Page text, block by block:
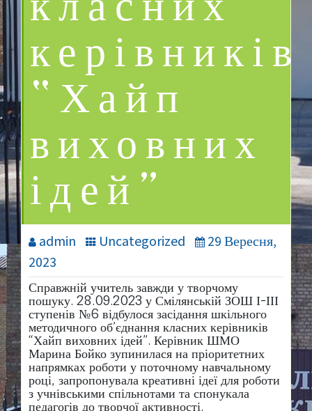
керівників
“Хайп
виховних
ідей”
admin Uncategorized
29 Вересня,
2023
Справжній учитель завжди у творчому
пошуку. 28.09.2023 у Смілянській ЗОШ І-ІІІ
ступенів №6 відбулося засідання шкільного
методичного об’єднання класних керівників
“Хайп виховних ідей”. Керівник ШМО
Марина Бойко зупинилася на пріоритетних
напрямках роботи у поточному навчальному
році, запропонувала креативні ідеї для роботи
з учнівськими спільнотами та спонукала
педагогів до творчої активності.